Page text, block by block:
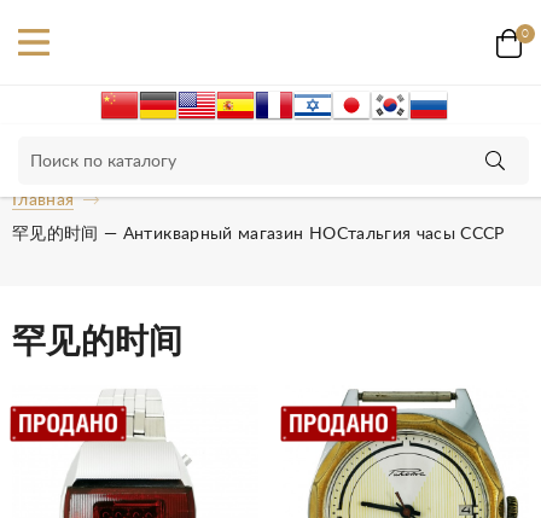
0
Главная
罕见的时间 — Антикварный магазин НОСтальгия часы СССР
罕见的时间